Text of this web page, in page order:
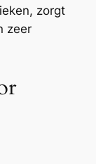
zorgt
zeer